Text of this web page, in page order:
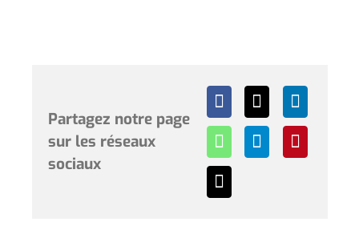
Partagez notre page
sur les réseaux
sociaux